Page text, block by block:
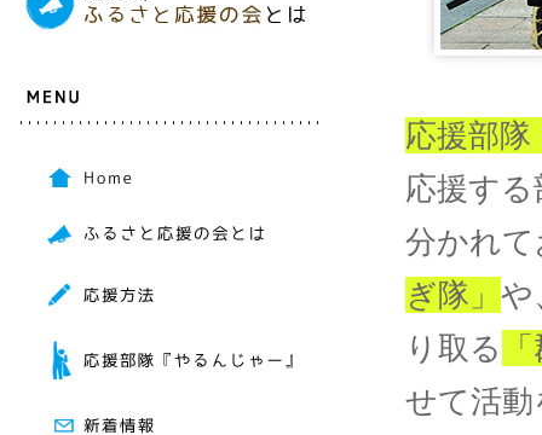
応援部
応援す
分かれ
ぎ隊」 や
り取る
せて活